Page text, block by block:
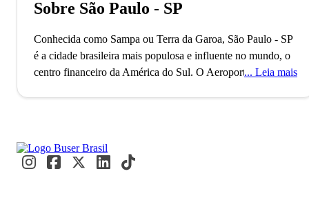
Sobre São Paulo - SP
Conhecida como Sampa ou Terra da Garoa, São Paulo - SP
é a cidade brasileira mais populosa e influente no mundo, o
centro financeiro da América do Sul. O Aeroporto de
eventos internacionais como a Bienal de Arte e a São Paulo
Fashion Week acontecem. Paulistanos e visitantes se
Leia mais